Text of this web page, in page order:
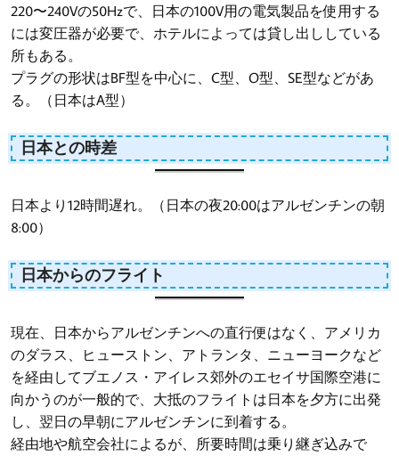
220〜240Vの50Hzで、日本の100V用の電気製品を使用する
には変圧器が必要で、ホテルによっては貸し出ししている
所もある。
プラグの形状はBF型を中心に、C型、O型、SE型などがあ
る。（日本はA型）
日本との時差
日本より12時間遅れ。（日本の夜20:00はアルゼンチンの朝
8:00）
日本からのフライト
現在、日本からアルゼンチンへの直行便はなく、アメリカ
のダラス、ヒューストン、アトランタ、ニューヨークなど
を経由してブエノス・アイレス郊外のエセイサ国際空港に
向かうのが一般的で、大抵のフライトは日本を夕方に出発
し、翌日の早朝にアルゼンチンに到着する。
経由地や航空会社によるが、所要時間は乗り継ぎ込みで